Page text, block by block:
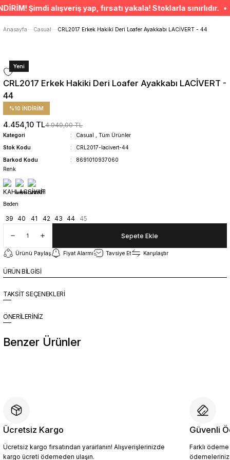
ÜCRETSİZ TESLİMAT İMKANI
SÜRDÜRÜLEBİLİR ÜRÜNLER
Anasayfa
Casual CRL2017 Erkek Hakiki Deri Loafer Ayakkabı LACİVERT - 44
Yeni
CRL2017 Erkek Hakiki Deri Loafer Ayakkabı LACİVERT -
44
%10 İNDİRİM
4.454,10 TL4.949,00 TL
Kategori Casual
Tüm Ürünler
Stok Kodu
CRL2017-lacivert-44
Barkod Kodu
8691010937060
Renk
Beden
39 40 41 42 43 44 45
Sepete Ekle
Ürünü Paylaş Fiyat Alarmı Tavsiye Et Karşılaştır
ÜRÜN BİLGİSİ
TAKSİT SEÇENEKLERİ
ÖNERİLERİNİZ
Benzer Ürünler
4.409,10 TL
4.899,00 TL
Sepete Ekle
Ücretsiz Kargo
Ücretsiz kargo fırsatından yararlanın! Alışverişlerinizde
kargo ücreti ödemeden ulaşın.
Güvenli
Farklı
Şimdi alışveriş yap, fırsatı yakala! Stoklarla